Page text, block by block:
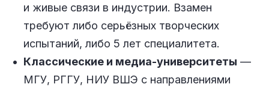
и живые связи в индустрии. Взамен
требуют либо серьёзных творческих
испытаний, либо 5 лет специалитета.
Классические и медиа-университеты —
МГУ, РГГУ, НИУ ВШЭ с направлениями